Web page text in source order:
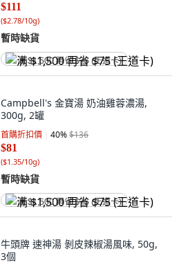
$111
($2.78/10g)
暫時缺貨
满 $1,500 再省 $75 (王道卡)
Campbell's 金寶湯 奶油雞蓉濃湯,
300g, 2罐
首購折扣價 40%$136
$81
($1.35/10g)
暫時缺貨
满 $1,500 再省 $75 (王道卡)
牛頭牌 速神湯 剝皮辣椒湯風味, 50g,
3個